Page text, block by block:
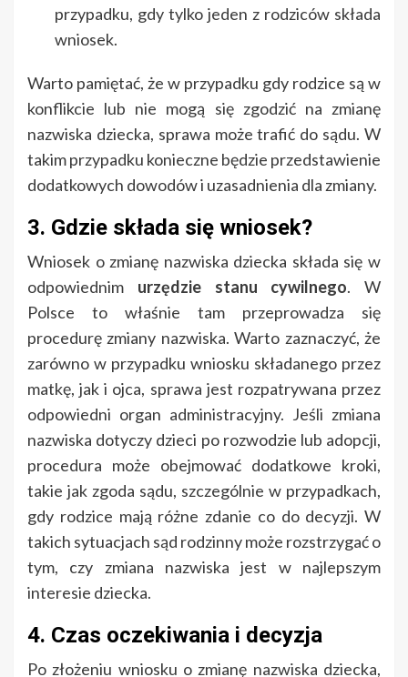
przypadku, gdy tylko jeden z rodziców składa
wniosek.
Warto pamiętać, że w przypadku gdy rodzice są w
konflikcie lub nie mogą się zgodzić na zmianę
nazwiska dziecka, sprawa może trafić do sądu. W
takim przypadku konieczne będzie przedstawienie
dodatkowych dowodów i uzasadnienia dla zmiany.
3. Gdzie składa się wniosek?
Wniosek o zmianę nazwiska dziecka składa się w
odpowiednim urzędzie stanu cywilnego. W
Polsce to właśnie tam przeprowadza się
procedurę zmiany nazwiska. Warto zaznaczyć, że
zarówno w przypadku wniosku składanego przez
matkę, jak i ojca, sprawa jest rozpatrywana przez
odpowiedni organ administracyjny. Jeśli zmiana
nazwiska dotyczy dzieci po rozwodzie lub adopcji,
procedura może obejmować dodatkowe kroki,
takie jak zgoda sądu, szczególnie w przypadkach,
gdy rodzice mają różne zdanie co do decyzji. W
takich sytuacjach sąd rodzinny może rozstrzygać o
tym, czy zmiana nazwiska jest w najlepszym
interesie dziecka.
4. Czas oczekiwania i decyzja
Po złożeniu wniosku o zmianę nazwiska dziecka,